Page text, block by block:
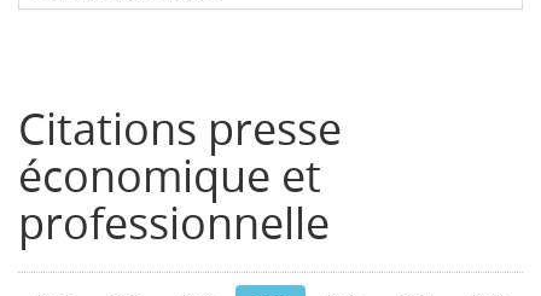
Citations presse
économique et
professionnelle